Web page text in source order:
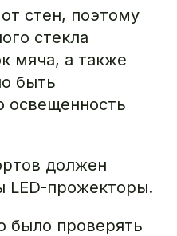
стен, поэтому
стекла
мяча, а также
быть
освещенность
должен
LED-прожекторы.
было проверять